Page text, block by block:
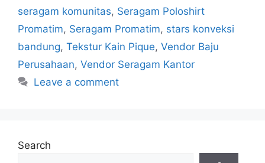
seragam komunitas, Seragam Poloshirt
Promatim, Seragam Promatim, stars konveksi
bandung, Tekstur Kain Pique, Vendor Baju
Perusahaan, Vendor Seragam Kantor
Leave a comment
Search